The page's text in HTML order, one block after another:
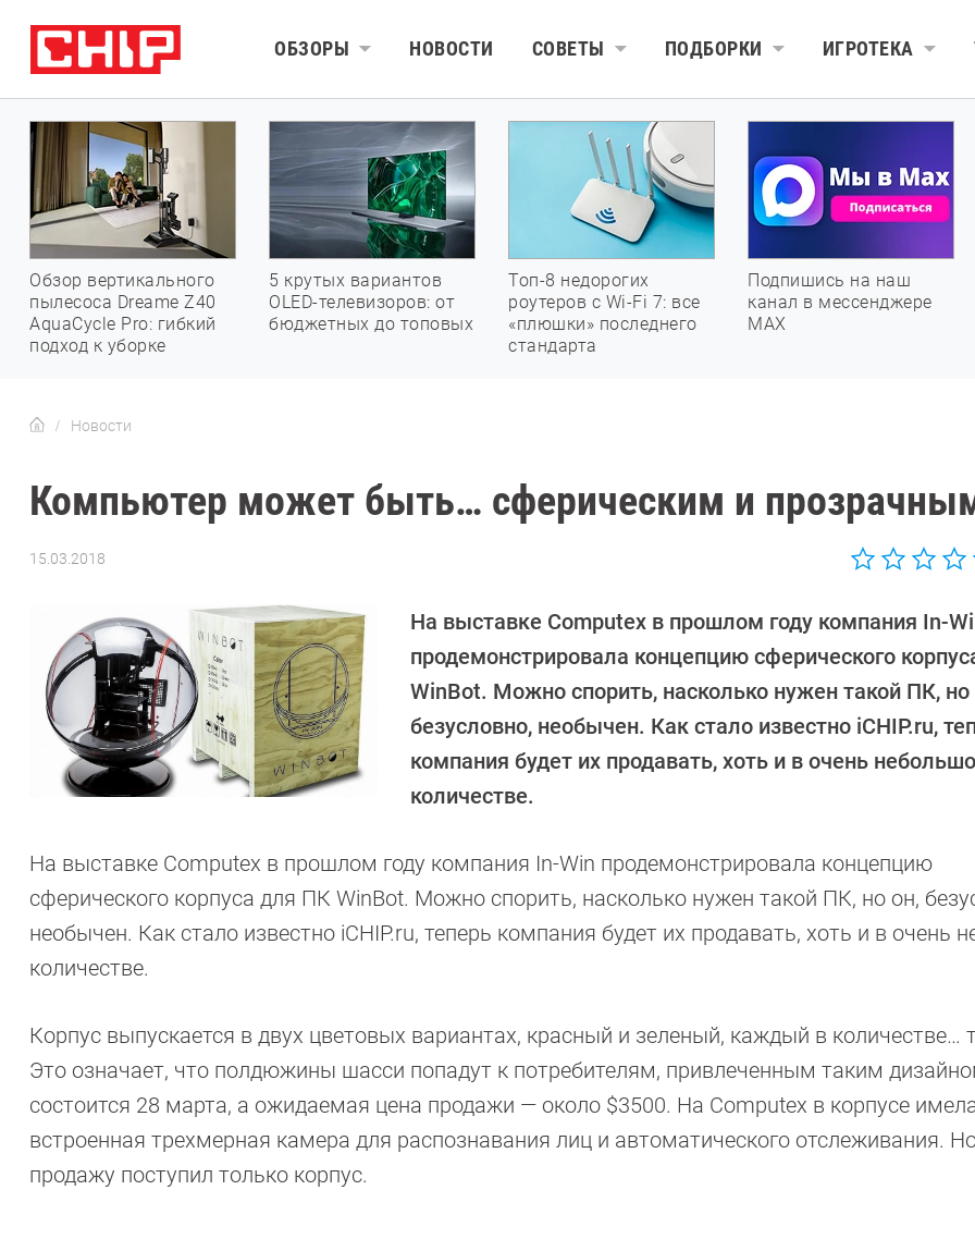
ОБЗОРЫ НОВОСТИ СОВЕТЫ ПОДБОРКИ ИГРОТЕКА
Обзор вертикального
пылесоса Dreame Z40
AquaCycle Pro: гибкий
подход к уборке
5 крутых вариантов
OLED-телевизоров: от
бюджетных до топовых
Топ-8 недорогих
роутеров с Wi-Fi 7: все
«плюшки» последнего
стандарта
Подпишись на наш
канал в мессенджере
МАХ
Новости
Компьютер может быть… сферическим и
15.03.2018
На выставке Computex в прошлом году компания In-
продемонстрировала концепцию сферического
WinBot. Можно спорить, насколько нужен такой ПК, но
безусловно, необычен. Как стало известно iCHIP.ru,
компания будет их продавать, хоть и в очень
количестве.
На выставке Computex в прошлом году компания In-Win продемонстрировала концепцию
сферического корпуса для ПК WinBot. Можно спорить, насколько нужен такой ПК, но он,
необычен. Как стало известно iCHIP.ru, теперь компания будет их продавать, хоть и в очень
количестве.
Корпус выпускается в двух цветовых вариантах, красный и зеленый, каждый в количестве…
Это означает, что полдюжины шасси попадут к потребителям, привлеченным таким
состоится 28 марта, а ожидаемая цена продажи — около $3500. На Computex в корпусе
встроенная трехмерная камера для распознавания лиц и автоматического отслеживания.
продажу поступил только корпус.